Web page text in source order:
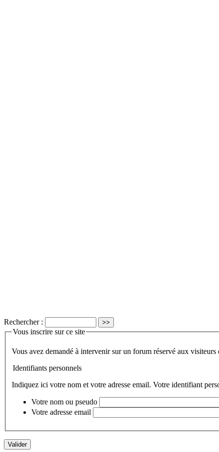
Rechercher :
Vous inscrire sur ce site
Vous avez demandé à intervenir sur un forum
Identifiants personnels
Indiquez ici votre nom et votre adresse email. Votre identifiant
Votre nom ou pseudo
Votre adresse email